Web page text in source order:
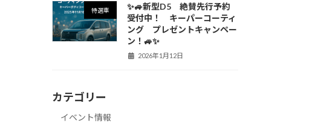
特選車
✨🚙新型D5 絶賛先行予約
受付中！ キーパーコーティ
ング プレゼントキャンペー
ン！🚙✨
2026年1月12日
カテゴリー
イベント情報